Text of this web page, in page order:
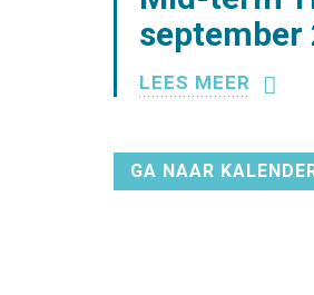
september
LEES MEER
GA NAAR